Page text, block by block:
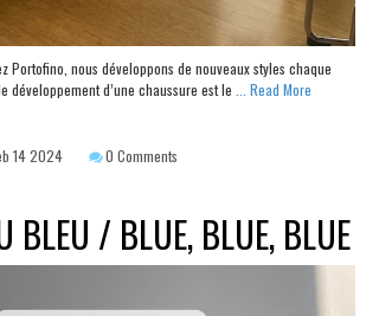
Portofino, nous développons de nouveaux styles chaque
développement d’une chaussure est le
... Read More
14 2024 0 Comments
BLEU / BLUE, BLUE, BLUE